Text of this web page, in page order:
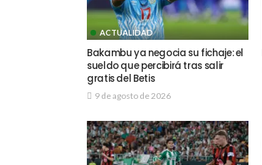
ACTUALIDAD
Bakambu ya negocia su fichaje: el
sueldo que percibirá tras salir
gratis del Betis
9 de agosto de 2026